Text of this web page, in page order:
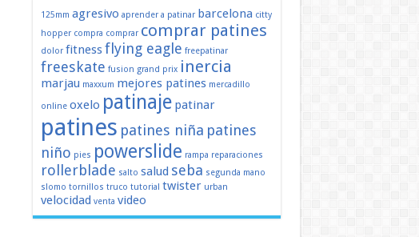
125mm agresivo aprender a patinar barcelona citty
hopper compra comprar comprar patines
dolor fitnessflying eagle freepatinar
freeskate fusion grand prix inercia
marjau maxxum mejores patines mercadillo
online oxelo patinaje patinar
patines patines niña patines
niño pies powerslide rampa reparaciones
rollerblade salto salud seba segunda mano
slomo tornillos truco tutorial twister urban
velocidad venta video